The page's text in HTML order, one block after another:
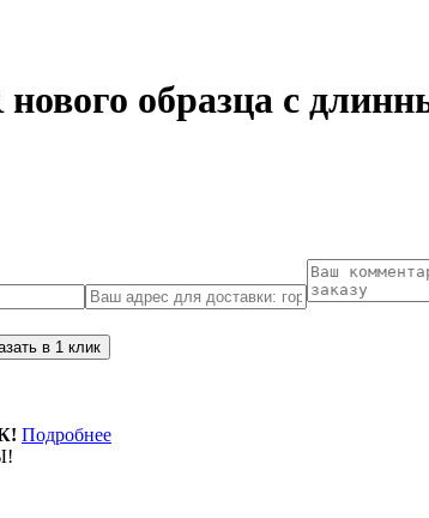
нового образца с
Подробнее